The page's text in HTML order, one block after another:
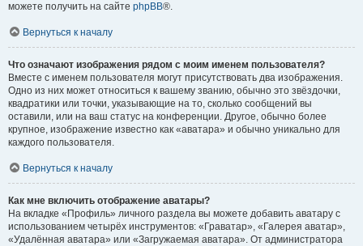
можете получить на сайте phpBB®.
Вернуться к началу
Что означают изображения рядом с моим именем пользователя?
Вместе с именем пользователя могут присутствовать два изображения.
Одно из них может относиться к вашему званию, обычно это звёздочки,
квадратики или точки, указывающие на то, сколько сообщений вы
оставили, или на ваш статус на конференции. Другое, обычно более
крупное, изображение известно как «аватара» и обычно уникально для
каждого пользователя.
Вернуться к началу
Как мне включить отображение аватары?
На вкладке «Профиль» личного раздела вы можете добавить аватару с
использованием четырёх инструментов: «Граватар», «Галерея аватар»,
«Удалённая аватара» или «Загружаемая аватара». От администратора